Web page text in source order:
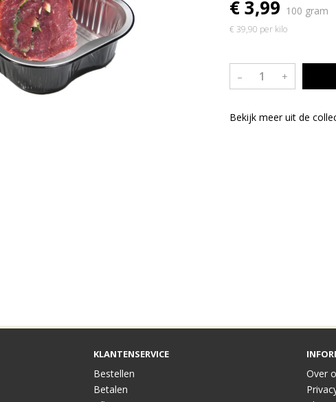
€ 3,99 100 gram
€ 39,90 per kilo
– +
Bekijk meer uit de
KLANTENSERVICE
Bestellen
Betalen
Over